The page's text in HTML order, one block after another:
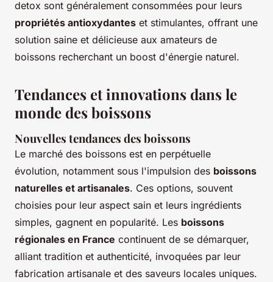
detox sont généralement consommées pour leurs
propriétés antioxydantes et stimulantes, offrant une
solution saine et délicieuse aux amateurs de
boissons recherchant un boost d'énergie naturel.
Tendances et innovations dans le
monde des boissons
Nouvelles tendances des boissons
Le marché des boissons est en perpétuelle
évolution, notamment sous l'impulsion des boissons
naturelles et artisanales. Ces options, souvent
choisies pour leur aspect sain et leurs ingrédients
simples, gagnent en popularité. Les boissons
régionales en France continuent de se démarquer,
alliant tradition et authenticité, invoquées par leur
fabrication artisanale et des saveurs locales uniques.